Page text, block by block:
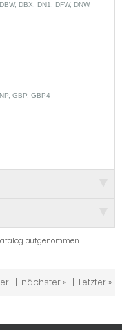
DBX, DN1, DFW, DNW,
GBP, GBP4
aufgenommen.
| nächster » | Letzter »